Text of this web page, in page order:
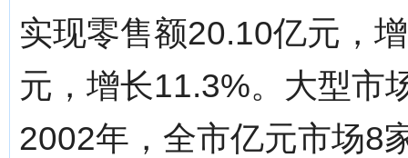
实现零售额20.10亿元，
元，增长11.3%。大型市
2002年，全市亿元市场8